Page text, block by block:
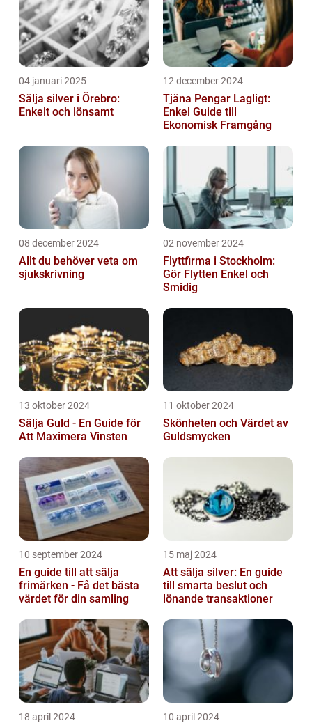
04 januari 2025
Sälja silver i Örebro:
Enkelt och lönsamt
12 december 2024
Tjäna Pengar Lagligt:
Enkel Guide till
Ekonomisk Framgång
08 december 2024
Allt du behöver veta om
sjukskrivning
02 november 2024
Flyttfirma i Stockholm:
Gör Flytten Enkel och
Smidig
13 oktober 2024
Sälja Guld - En Guide för
Att Maximera Vinsten
11 oktober 2024
Skönheten och Värdet av
Guldsmycken
10 september 2024
En guide till att sälja
frimärken - Få det bästa
värdet för din samling
15 maj 2024
Att sälja silver: En guide
till smarta beslut och
lönande transaktioner
18 april 2024 10 april 2024